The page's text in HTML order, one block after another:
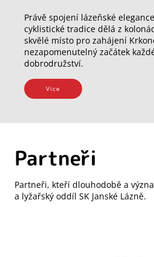
Právě spojení lázeňské
cyklistické tradice dělá z
skvělé místo pro zahájení
nezapomenutelný začátek
dobrodružství.
Vice
Partneři
Partneři, kteří dlouhodobě a
a lyžařský oddíl SK Janské Lázně.